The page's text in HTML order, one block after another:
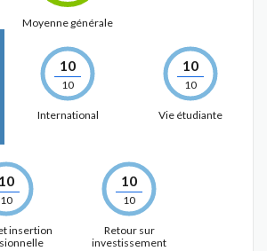
Moyenne générale
10
10
International
10
10
Vie étudiante
10
10
insertion
10
10
Retour sur
investissement